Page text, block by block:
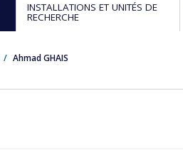
INSTALLATIONS ET UNITÉS DE
RECHERCHE
Ahmad GHAIS